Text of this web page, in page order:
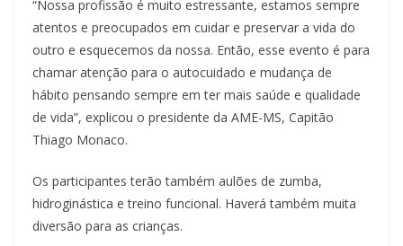
“Nossa profissão é muito estressante, estamos sempre
atentos e preocupados em cuidar e preservar a vida do
outro e esquecemos da nossa. Então, esse evento é para
chamar atenção para o autocuidado e mudança de
hábito pensando sempre em ter mais saúde e qualidade
de vida”, explicou o presidente da AME-MS, Capitão
Thiago Monaco.
Os participantes terão também aulões de zumba,
hidroginástica e treino funcional. Haverá também muita
diversão para as crianças.